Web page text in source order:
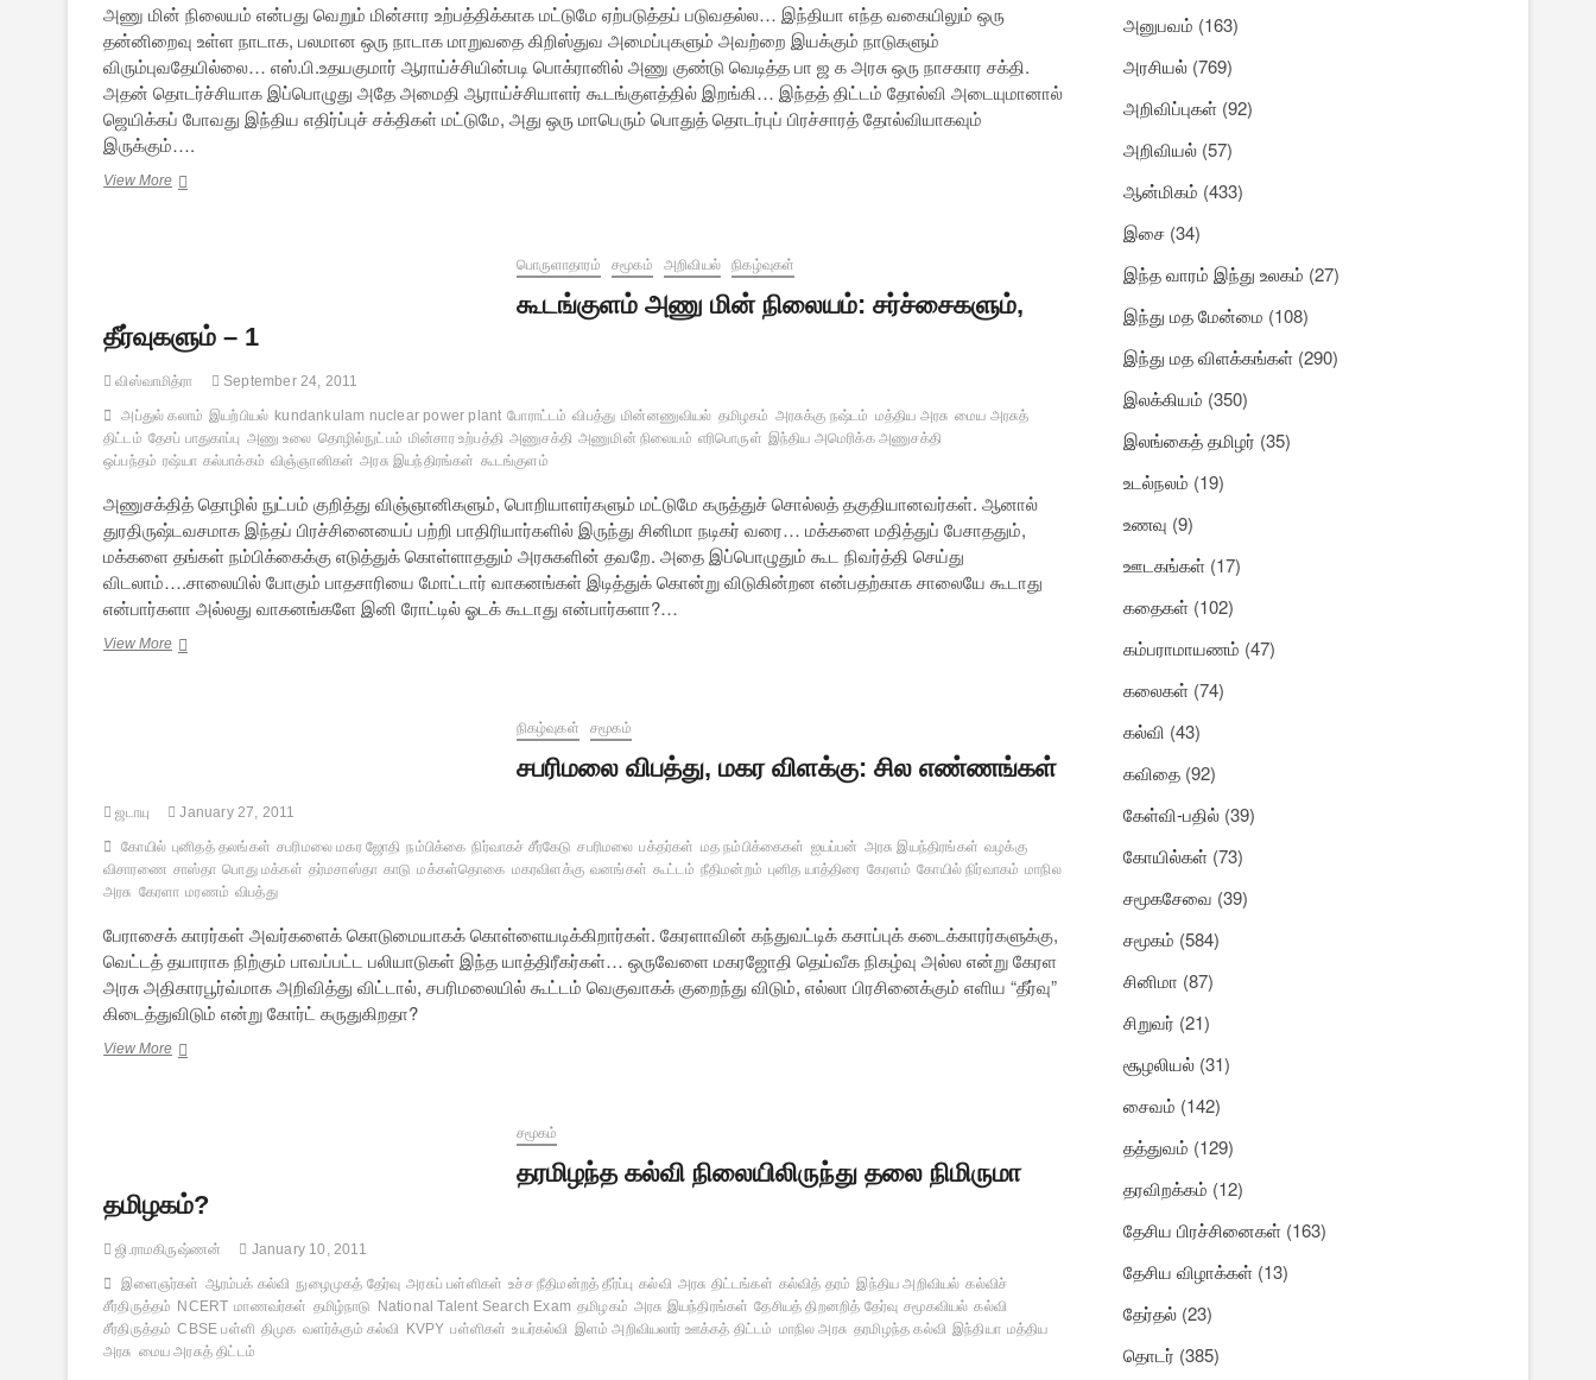
அணு மின் நிலையம் என்பது வெறும் மின்சார உற்பத்திக்காக மட்டுமே ஏற்படுத்தப் படுவதல்ல… இந்தியா எந்த வகையிலும் ஒரு
தன்னிறைவு உள்ள நாடாக, பலமான ஒரு நாடாக மாறுவதை கிறிஸ்துவ அமைப்புகளும் அவற்றை இயக்கும் நாடுகளும்
விரும்புவதேயில்லை… எஸ்.பி.உதயகுமார் ஆராய்ச்சியின்படி பொக்ரானில் அணு குண்டு வெடித்த பா ஜ க அரசு ஒரு நாசகார சக்தி.
அதன் தொடர்ச்சியாக இப்பொழுது அதே அமைதி ஆராய்ச்சியாளர் கூடங்குளத்தில் இறங்கி… இந்தத் திட்டம் தோல்வி அடையுமானால்
ஜெயிக்கப் போவது இந்திய எதிர்ப்புச் சக்திகள் மட்டுமே, அது ஒரு மாபெரும் பொதுத் தொடர்புப் பிரச்சாரத் தோல்வியாகவும்
இருக்கும்….
View Moreகூடங்குளம்
பொருளாதாரம் சமூகம் அறிவியல் நிகழ்வுகள்
கூடங்குளம் அணு மின் நிலையம்: சர்ச்சைகளும்,
தீர்வுகளும் – 1
விஸ்வாமித்ரா September 24, 2011
அப்துல் கலாம் இயற்பியல் kundankulam nuclear power plant போராட்டம் விபத்து மின்னணுவியல் தமிழகம் அரசுக்கு நஷ்டம் மத்திய அரசு மைய அரசுத்
திட்டம் தேசப் பாதுகாப்பு அணு உலை தொழில்நுட்பம் மின்சார உற்பத்தி அணுசக்தி அணுமின் நிலையம் எரிபொருள் இந்திய அமெரிக்க அணுசக்தி
ஒப்பந்தம் ரஷ்யா கல்பாக்கம் விஞ்ஞானிகள் அரசு இயந்திரங்கள் கூடங்குளம்
அணுசக்தித் தொழில் நுட்பம் குறித்து விஞ்ஞானிகளும், பொறியாளர்களும் மட்டுமே கருத்துச் சொல்லத் தகுதியானவர்கள். ஆனால்
துரதிருஷ்டவசமாக இந்தப் பிரச்சினையைப் பற்றி பாதிரியார்களில் இருந்து சினிமா நடிகர் வரை… மக்களை மதித்துப் பேசாததும்,
மக்களை தங்கள் நம்பிக்கைக்கு எடுத்துக் கொள்ளாததும் அரசுகளின் தவறே. அதை இப்பொழுதும் கூட நிவர்த்தி செய்து
விடலாம்….சாலையில் போகும் பாதசாரியை மோட்டார் வாகனங்கள் இடித்துக் கொன்று விடுகின்றன என்பதற்காக சாலையே கூடாது
என்பார்களா அல்லது வாகனங்களே இனி ரோட்டில் ஓடக் கூடாது என்பார்களா?…
View Moreகூடங்குளம்
நிகழ்வுகள் சமூகம்
சபரிமலை விபத்து, மகர விளக்கு: சில எண்ணங்கள்
ஜடாயு January 27, 2011
கோயில் புனிதத் தலங்கள் சபரிமலை மகர ஜோதி நம்பிக்கை நிர்வாகச் சீர்கேடு சபரிமலை பக்தர்கள் மத நம்பிக்கைகள் ஐயப்பன் அரசு இயந்திரங்கள் வழக்கு
விசாரணை சாஸ்தா பொது மக்கள் தர்மசாஸ்தா காடு மக்கள்தொகை மகரவிளக்கு வனங்கள் கூட்டம் நீதிமன்றம் புனித யாத்திரை கேரளம் கோயில் நிர்வாகம் மாநில
அரசு கேரளா மரணம் விபத்து
பேராசைக் காரர்கள் அவர்களைக் கொடுமையாகக் கொள்ளையடிக்கிறார்கள். கேரளாவின் கந்துவட்டிக் கசாப்புக் கடைக்காரர்களுக்கு,
வெட்டத் தயாராக நிற்கும் பாவப்பட்ட பலியாடுகள் இந்த யாத்திரீகர்கள்… ஒருவேளை மகரஜோதி தெய்வீக நிகழ்வு அல்ல என்று கேரள
அரசு அதிகாரபூர்வ்மாக அறிவித்து விட்டால், சபரிமலையில் கூட்டம் வெகுவாகக் குறைந்து விடும், எல்லா பிரசினைக்கும் எளிய “தீர்வு”
கிடைத்துவிடும் என்று கோர்ட் கருதுகிறதா?
View Moreசபரிமலை
சமூகம்
தரமிழந்த கல்வி நிலையிலிருந்து தலை நிமிருமா
தமிழகம்?
ஜி.ராமகிருஷ்ணன் January 10, 2011
இளைஞர்கள் ஆரம்பக் கல்வி நுழைமுகத் தேர்வு அரசுப் பள்ளிகள் உச்ச நீதிமன்றத் தீர்ப்பு கல்வி அரசு திட்டங்கள் கல்வித் தரம் இந்திய அறிவியல் கல்விச்
சீர்திருத்தம் NCERT மாணவர்கள் தமிழ்நாடு National Talent Search Exam தமிழகம் அரசு இயந்திரங்கள் தேசியத் திறனறித் தேர்வு சமூகவியல் கல்வி
சீர்திருத்தம் CBSE பள்ளி திமுக வளர்க்கும் கல்வி KVPY பள்ளிகள் உயர்கல்வி இளம் அறிவியலார் ஊக்கத் திட்டம் மாநில அரசு தரமிழந்த கல்வி இந்தியா மத்திய
அரசு மைய அரசுத் திட்டம்
அனுபவம் (163)
அரசியல் (769)
அறிவிப்புகள் (92)
அறிவியல் (57)
ஆன்மிகம் (433)
இசை (34)
இந்த வாரம் இந்து உலகம் (27)
இந்து மத மேன்மை (108)
இந்து மத விளக்கங்கள் (290)
இலக்கியம் (350)
இலங்கைத் தமிழர் (35)
உடல்நலம் (19)
உணவு (9)
ஊடகங்கள் (17)
கதைகள் (102)
கம்பராமாயணம் (47)
கலைகள் (74)
கல்வி (43)
கவிதை (92)
கேள்வி-பதில் (39)
கோயில்கள் (73)
சமூகசேவை (39)
சமூகம் (584)
சினிமா (87)
சிறுவர் (21)
சூழலியல் (31)
சைவம் (142)
தத்துவம் (129)
தரவிறக்கம் (12)
தேசிய பிரச்சினைகள் (163)
தேசிய விழாக்கள் (13)
தேர்தல் (23)
தொடர் (385)